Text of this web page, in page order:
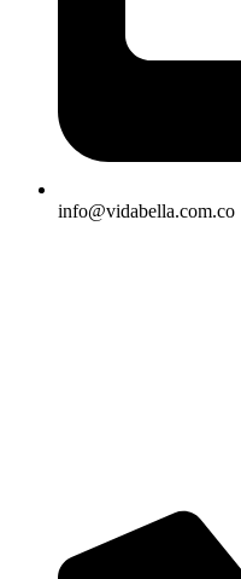
info@vidabella.com.co